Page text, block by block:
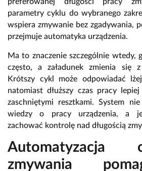
parametry cyklu do wybranego
wspiera zmywanie bez zgadywania,
przejmuje automatyka urządzenia.
Ma to znaczenie szczególnie wtedy,
często, a załadunek zmienia się
Krótszy cykl może odpowiadać
natomiast dłuższy czas pracy
zaschniętymi resztkami. System
wiedzy o pracy urządzenia, a
zachować kontrolę nad długością
Automatyzacja
zmywania